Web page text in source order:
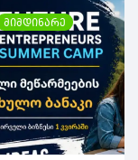
მიმდინარე